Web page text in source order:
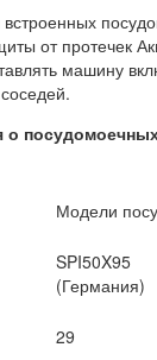
от протечек
машину
Модели
SPI50X95
(Германия)
29